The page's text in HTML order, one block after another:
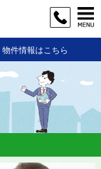
物件情報はこちら